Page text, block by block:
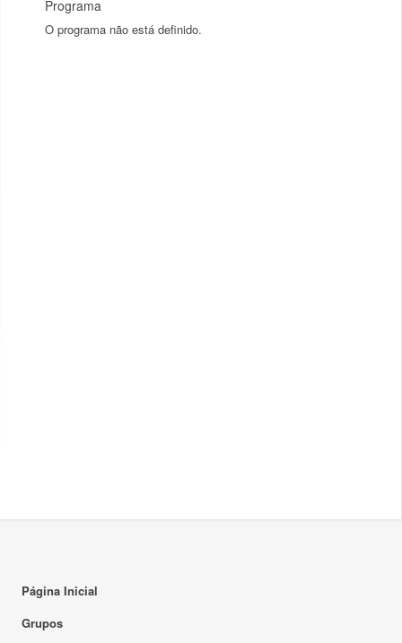
Programa
O programa não está definido.
Página Inicial
Grupos